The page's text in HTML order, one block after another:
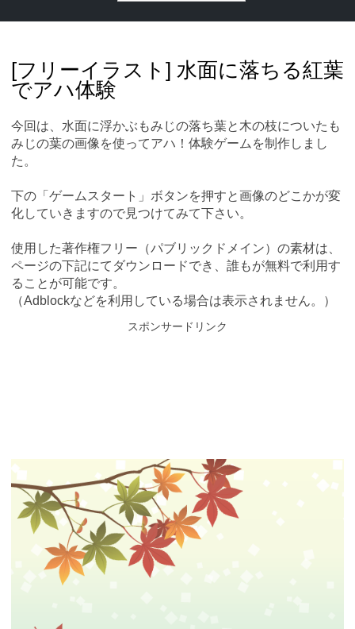
content[フリーイラスト] 水面に落ちる紅葉
でアハ体験
今回は、水面に浮かぶもみじの落ち葉と木の枝についたも
みじの葉の画像を使ってアハ！体験ゲームを制作しまし
た。
下の「ゲームスタート」ボタンを押すと画像のどこかが変
化していきますので見つけてみて下さい。
使用した著作権フリー（パブリックドメイン）の素材は、
ページの下記にてダウンロードでき、誰もが無料で利用す
ることが可能です。
（Adblockなどを利用している場合は表示されません。）
スポンサードリンク